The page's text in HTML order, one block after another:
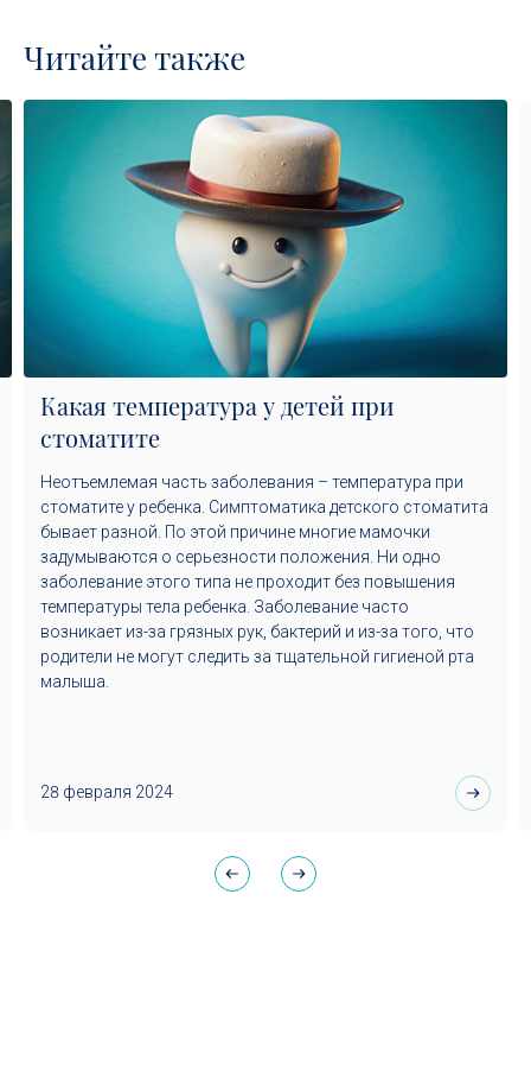
Читайте также
Какая температура у детей при
стоматите
Неотъемлемая часть заболевания – температура при
стоматите у ребенка. Симптоматика детского стоматита
бывает разной. По этой причине многие мамочки
задумываются о серьезности положения. Ни одно
заболевание этого типа не проходит без повышения
температуры тела ребенка. Заболевание часто
возникает из-за грязных рук, бактерий и из-за того, что
родители не могут следить за тщательной гигиеной рта
малыша.
28 февраля 2024